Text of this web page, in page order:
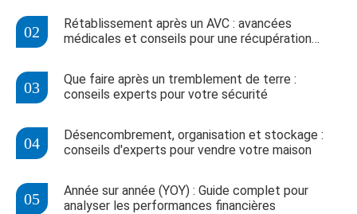
Rétablissement après un AVC : avancées
médicales et conseils pour une récupération
Que faire après un tremblement de terre :
conseils experts pour votre sécurité
Désencombrement, organisation et stockage :
conseils d'experts pour vendre votre maison
Année sur année (YOY) : Guide complet pour
analyser les performances financières